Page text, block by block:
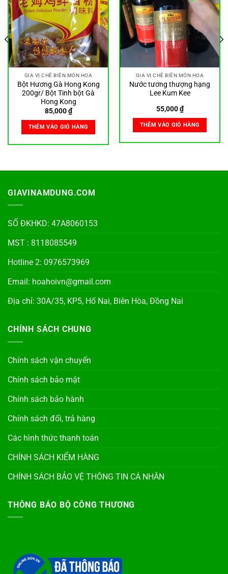
GIA VỊ CHẾ BIẾN MÓN HOA
Bột Hương Gà Hong Kong
200gr/ Bột Tinh bột Gà
Hong Kong
85,000₫
THÊM VÀO GIỎ HÀNG
GIA VỊ CHẾ BIẾN MÓN HOA
Nước tương thượng hạng
Lee Kum Kee
55,000₫
THÊM VÀO GIỎ HÀNG
GIAVINAMDUNG.COM
SỐ ĐKHKD: 47A8060153
MST : 8118085549
Hotline 2: 0976573969
Email: hoahoivn@gmail.com
Địa chỉ: 30A/35, KP5, Hố Nai, Biên Hòa, Đồng Nai
CHÍNH SÁCH CHUNG
Chính sách vận chuyển
Chính sách bảo mật
Chính sách bảo hành
Chính sách đổi, trả hàng
Các hình thức thanh toán
CHÍNH SÁCH KIỂM HÀNG
CHÍNH SÁCH BẢO VỆ THÔNG TIN CÁ NHÂN
THÔNG BÁO BỘ CÔNG THƯƠNG